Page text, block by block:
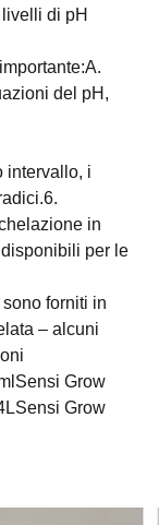
di pH
del pH,
intervallo, i
in
per le
forniti in
– alcuni
Grow
Grow